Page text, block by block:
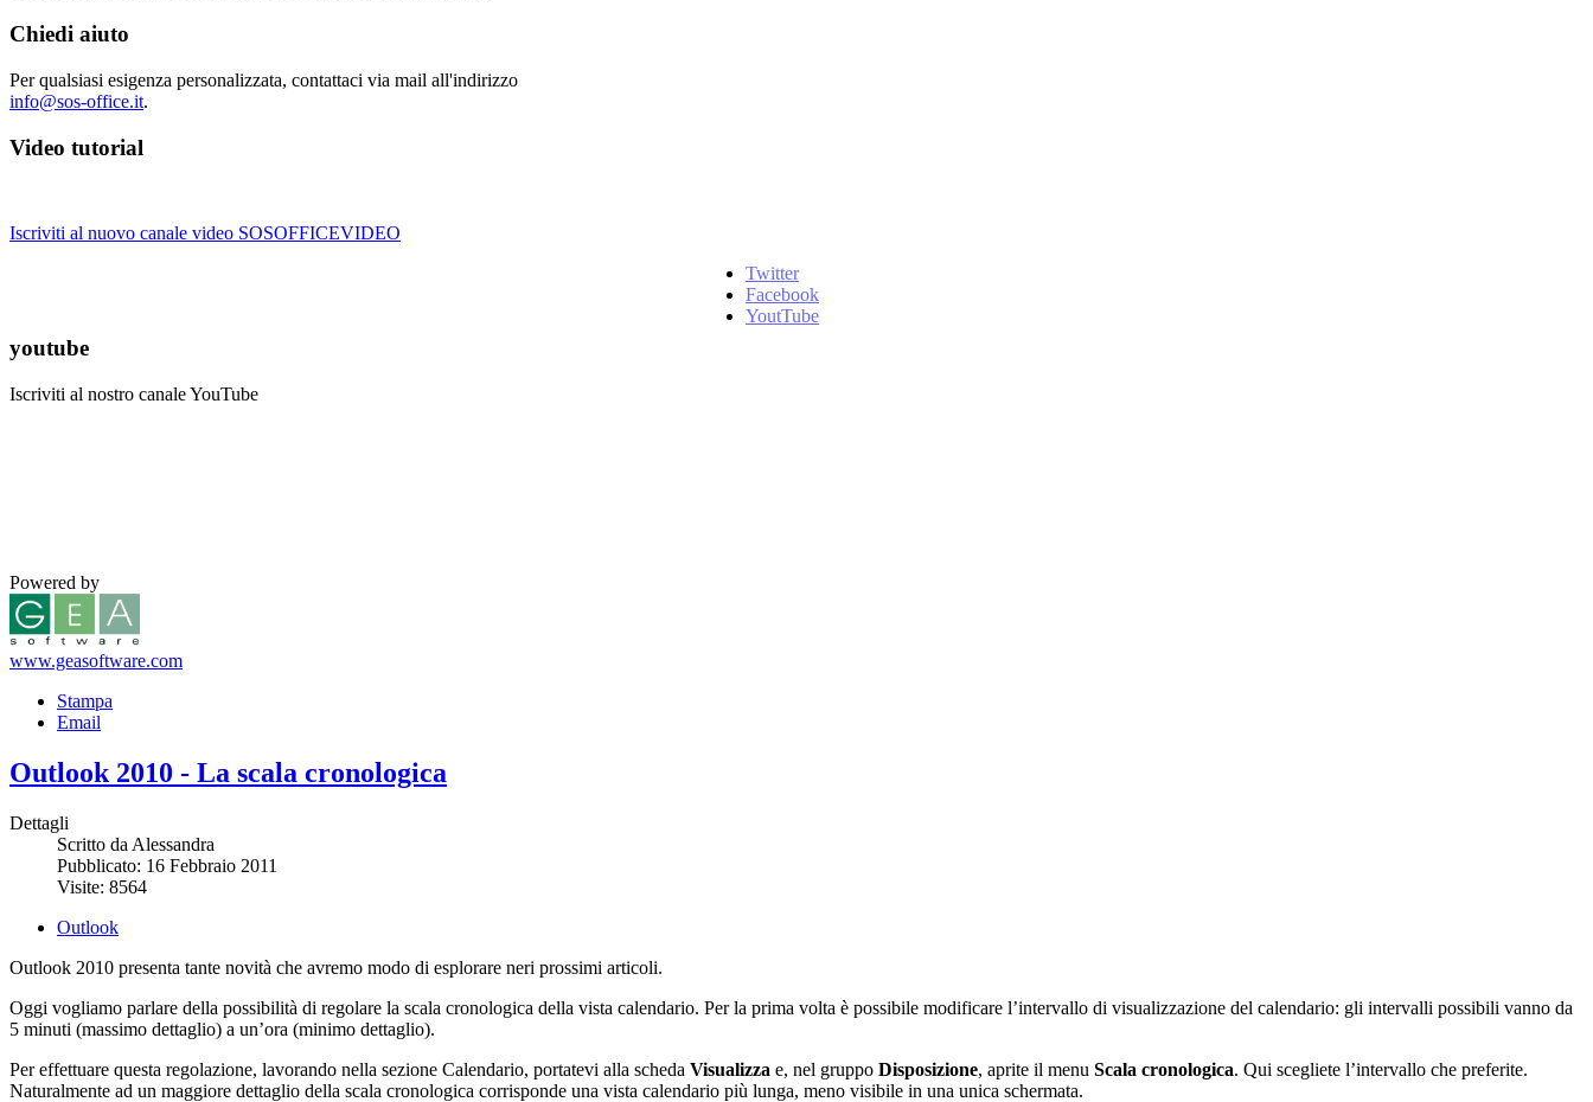
Chiedi aiuto
Per qualsiasi esigenza personalizzata, contattaci via mail all'indirizzo
info@sos-office.it.
Video tutorial
Iscriviti al nuovo canale video SOSOFFICEVIDEO
Twitter
Facebook
YoutTube
youtube
Iscriviti al nostro canale YouTube
Powered by
www.geasoftware.com
Stampa
Email
Outlook 2010 - La scala cronologica
Dettagli
Scritto da Alessandra
Pubblicato: 16 Febbraio 2011
Visite: 8564
Outlook
Outlook 2010 presenta tante novità che avremo modo di esplorare neri prossimi articoli.
Oggi vogliamo parlare della possibilità di regolare la scala cronologica della vista calendario. Per la prima volta è possibile modificare l’intervallo di visualizzazione del calendario: gli intervalli possibili vanno da
5 minuti (massimo dettaglio) a un’ora (minimo dettaglio).
Per effettuare questa regolazione, lavorando nella sezione Calendario, portatevi alla scheda Visualizza e, nel gruppo Disposizione, aprite il menu Scala cronologica. Qui scegliete l’intervallo che preferite.
Naturalmente ad un maggiore dettaglio della scala cronologica corrisponde una vista calendario più lunga, meno visibile in una unica schermata.